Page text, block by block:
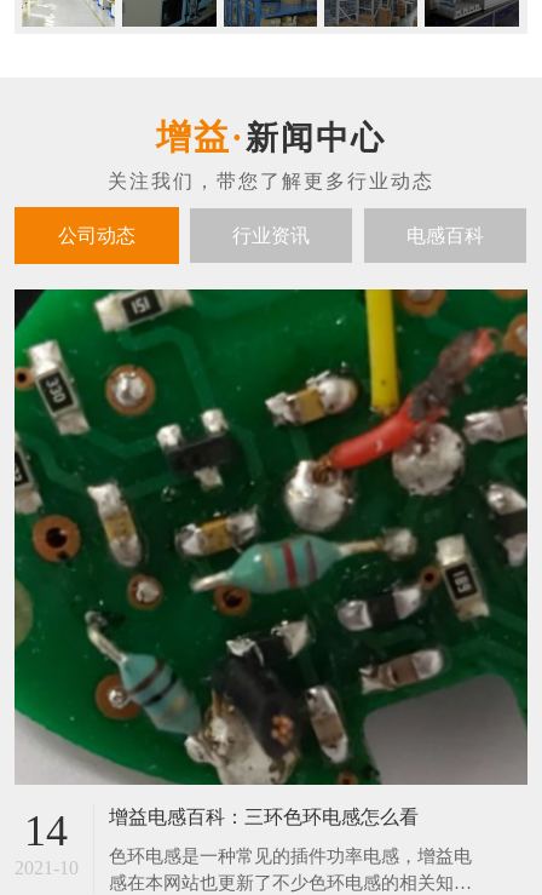
新闻中心
公司动态 行业资讯 电感百科
14
2021-10
增益电感百科：三环色环电感怎么看
​色环电感是一种常见的插件功率电感，增益电
感在本网站也更新了不少色环电感的相关知